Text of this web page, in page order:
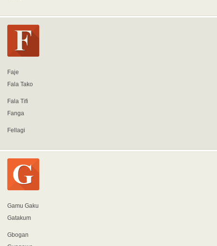
Faje
Fala Tako
Fala Tifi
Fanga
Fellagi
Gamu Gaku
Gatakum
Gbogan